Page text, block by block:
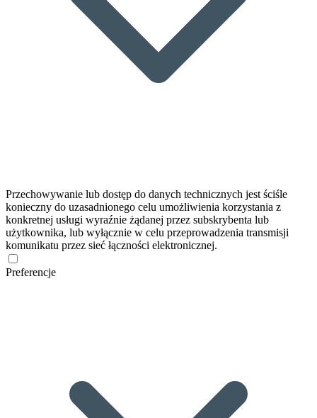
Przechowywanie lub dostęp do danych technicznych jest ściśle
konieczny do uzasadnionego celu umożliwienia korzystania z
konkretnej usługi wyraźnie żądanej przez subskrybenta lub
użytkownika, lub wyłącznie w celu przeprowadzenia transmisji
komunikatu przez sieć łączności elektronicznej.
Preferencje